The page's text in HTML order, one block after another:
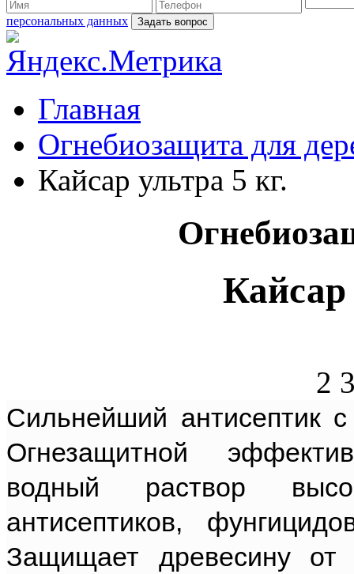
персональных данных
Главная
Огнебиозащита для
Кайсар ультра 5 кг.
Кайсар
2
Сильнейший антисептик
Огнезащитной
водный раствор
антисептиков,
Защищает древесину от